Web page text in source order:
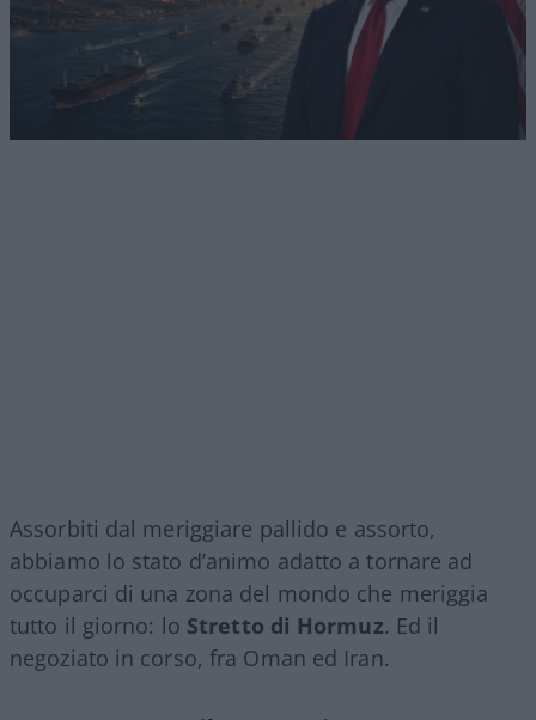
Assorbiti dal meriggiare pallido e assorto,
abbiamo lo stato d’animo adatto a tornare ad
occuparci di una zona del mondo che meriggia
tutto il giorno: lo Stretto di Hormuz. Ed il
negoziato in corso, fra Oman ed Iran.